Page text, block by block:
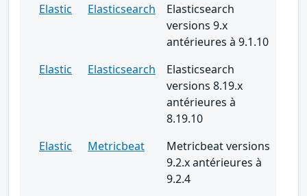
Elastic
Elasticsearch
Elasticsearch
versions 9.x
antérieures à 9.1.10
Elastic
Elasticsearch
Elasticsearch
versions 8.19.x
antérieures à
8.19.10
Elastic
Metricbeat
Metricbeat versions
9.2.x antérieures à
9.2.4